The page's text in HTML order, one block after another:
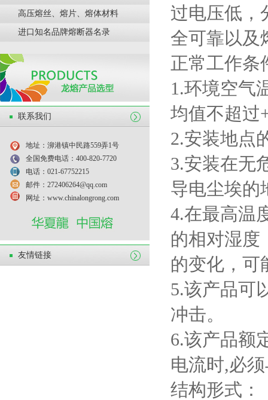
高压熔丝、熔片、熔体材料
进口知名品牌熔断器名录
联系我们
地址：泖港镇中民路559弄1号
全国免费电话：400-820-7720
电话：021-67752215
邮件：272406264@qq.com
网址：www.chinalongrong.com
友情链接
过电压低，
全可靠以及
正常工作条
1.环境空气
均值不超过
2.安装地点
3.安装在无
导电尘埃的
4.在最高温
的相对湿度
的变化，可
5.该产品可
冲击。
6.该产品额
电流时,必
结构形式：